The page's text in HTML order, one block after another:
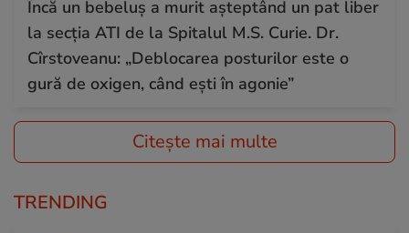
Încă un bebeluș a murit așteptând un pat liber
la secția ATI de la Spitalul M.S. Curie. Dr.
Cîrstoveanu: „Deblocarea posturilor este o
gură de oxigen, când ești în agonie”
Citește mai multe
TRENDING